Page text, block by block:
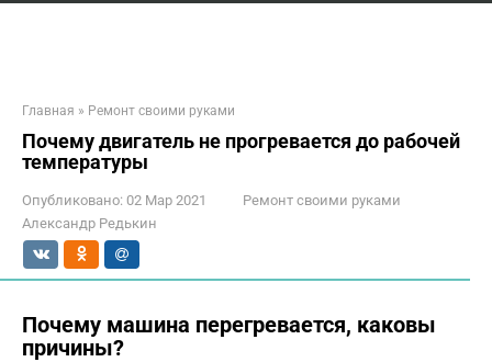
Главная » Ремонт своими руками
Почему двигатель не прогревается до рабочей
температуры
Опубликовано: 02 Мар 2021
Ремонт своими руками
Александр Редькин
Почему машина перегревается, каковы
причины?